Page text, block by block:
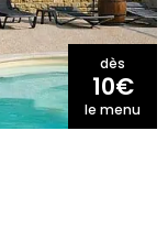
dès
10€
le menu